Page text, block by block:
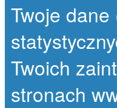
Twoje
Twoich
stronach